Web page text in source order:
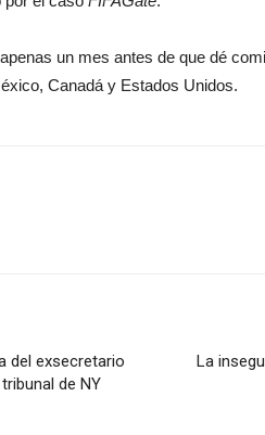
un mes antes de que dé
Canadá y Estados Unidos.
del exsecretario
de NY
La